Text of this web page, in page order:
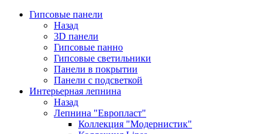
Гипсовые панели
Назад
3D панели
Гипсовые панно
Гипсовые светильники
Панели в покрытии
Панели с подсветкой
Интерьерная лепнина
Назад
Лепнина "Европласт"
Коллекция "Модернистик"